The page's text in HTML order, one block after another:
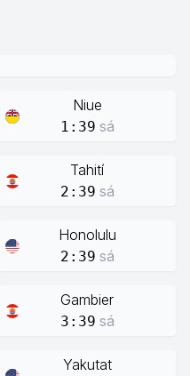
Niue
1:39 sá
Tahití
2:39 sá
Honolulu
2:39 sá
Gambier
3:39 sá
Yakutat